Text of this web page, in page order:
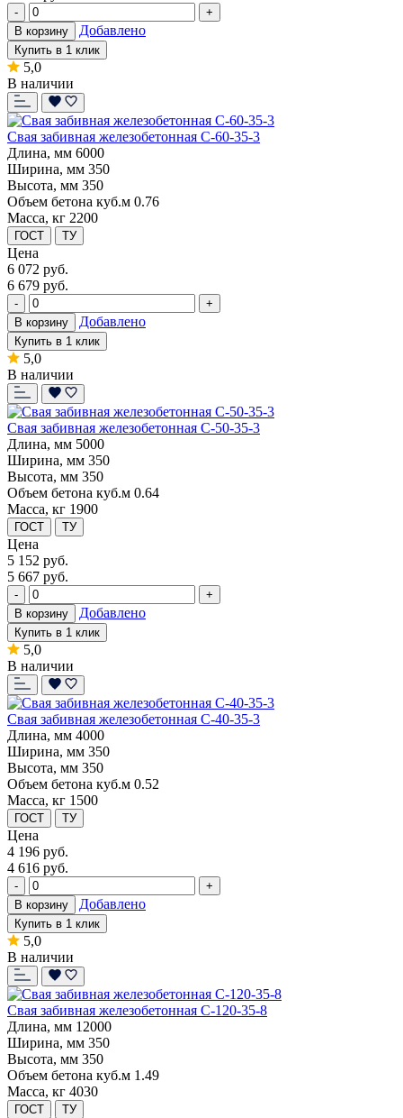
-
+
В корзину
Добавлено
Купить в 1 клик
5,0
В наличии
Свая забивная железобетонная С-60-35-3
Длина, мм 6000
Ширина, мм 350
Высота, мм 350
Объем бетона куб.м 0.76
Масса, кг 2200
ГОСТ ТУ
Цена
6 072 руб.
6 679 руб.
-
+
В корзину
Добавлено
Купить в 1 клик
5,0
В наличии
Свая забивная железобетонная С-50-35-3
Длина, мм 5000
Ширина, мм 350
Высота, мм 350
Объем бетона куб.м 0.64
Масса, кг 1900
ГОСТ ТУ
Цена
5 152 руб.
5 667 руб.
-
+
В корзину
Добавлено
Купить в 1 клик
5,0
В наличии
Свая забивная железобетонная С-40-35-3
Длина, мм 4000
Ширина, мм 350
Высота, мм 350
Объем бетона куб.м 0.52
Масса, кг 1500
ГОСТ ТУ
Цена
4 196 руб.
4 616 руб.
-
+
В корзину
Добавлено
Купить в 1 клик
5,0
В наличии
Свая забивная железобетонная С-120-35-8
Длина, мм 12000
Ширина, мм 350
Высота, мм 350
Объем бетона куб.м 1.49
Масса, кг 4030
ГОСТ ТУ